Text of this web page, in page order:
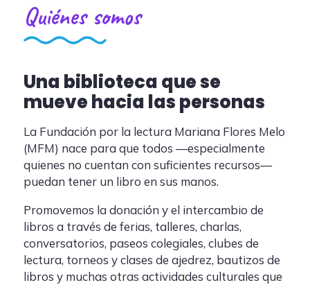
Quiénes somos
Una biblioteca que se
mueve hacia las personas
La Fundación por la lectura Mariana Flores Melo
(MFM) nace para que todos —especialmente
quienes no cuentan con suficientes recursos—
puedan tener un libro en sus manos.
Promovemos la donación y el intercambio de
libros a través de ferias, talleres, charlas,
conversatorios, paseos colegiales, clubes de
lectura, torneos y clases de ajedrez, bautizos de
libros y muchas otras actividades culturales que